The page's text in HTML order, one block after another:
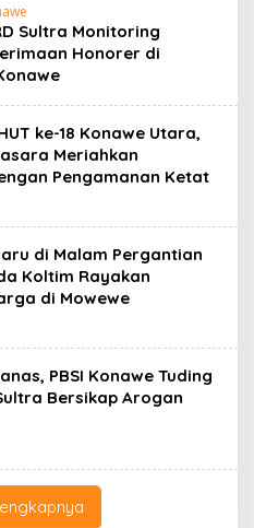
Sultra Monitoring
Honorer di
ke-18 Konawe Utara,
Meriahkan
Pengamanan Ketat
di Malam Pergantian
Koltim Rayakan
di Mowewe
PBSI Konawe Tuding
Bersikap Arogan